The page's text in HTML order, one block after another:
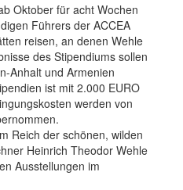
Oktober für acht Wochen
Führers der ACCEA
reisen, an denen Wehle
des Stipendiums sollen
Anhalt und Armenien
ist mit 2.000 EURO
werden von
Reich der schönen, wilden
Heinrich Theodor Wehle
Ausstellungen im